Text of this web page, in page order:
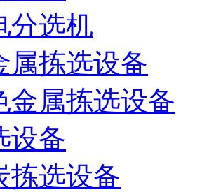
分选机
属拣选设备
金属拣选设备
设备
拣选设备